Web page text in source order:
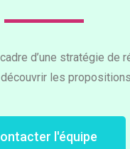
d’une stratégie de
les
l'équipe